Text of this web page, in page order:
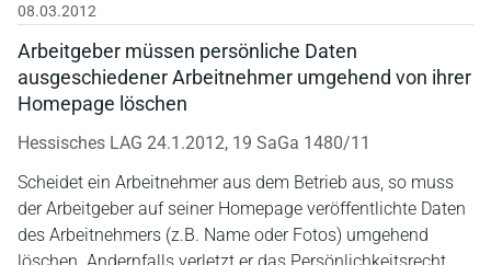
08.03.2012
Arbeitgeber müssen persönliche Daten
ausgeschiedener Arbeitnehmer umgehend von ihrer
Homepage löschen
Hessisches LAG 24.1.2012, 19 SaGa 1480/11
Scheidet ein Arbeitnehmer aus dem Betrieb aus, so muss
der Arbeitgeber auf seiner Homepage veröffentlichte Daten
des Arbeitnehmers (z.B. Name oder Fotos) umgehend
löschen. Andernfalls verletzt er das Persönlichkeitsrecht